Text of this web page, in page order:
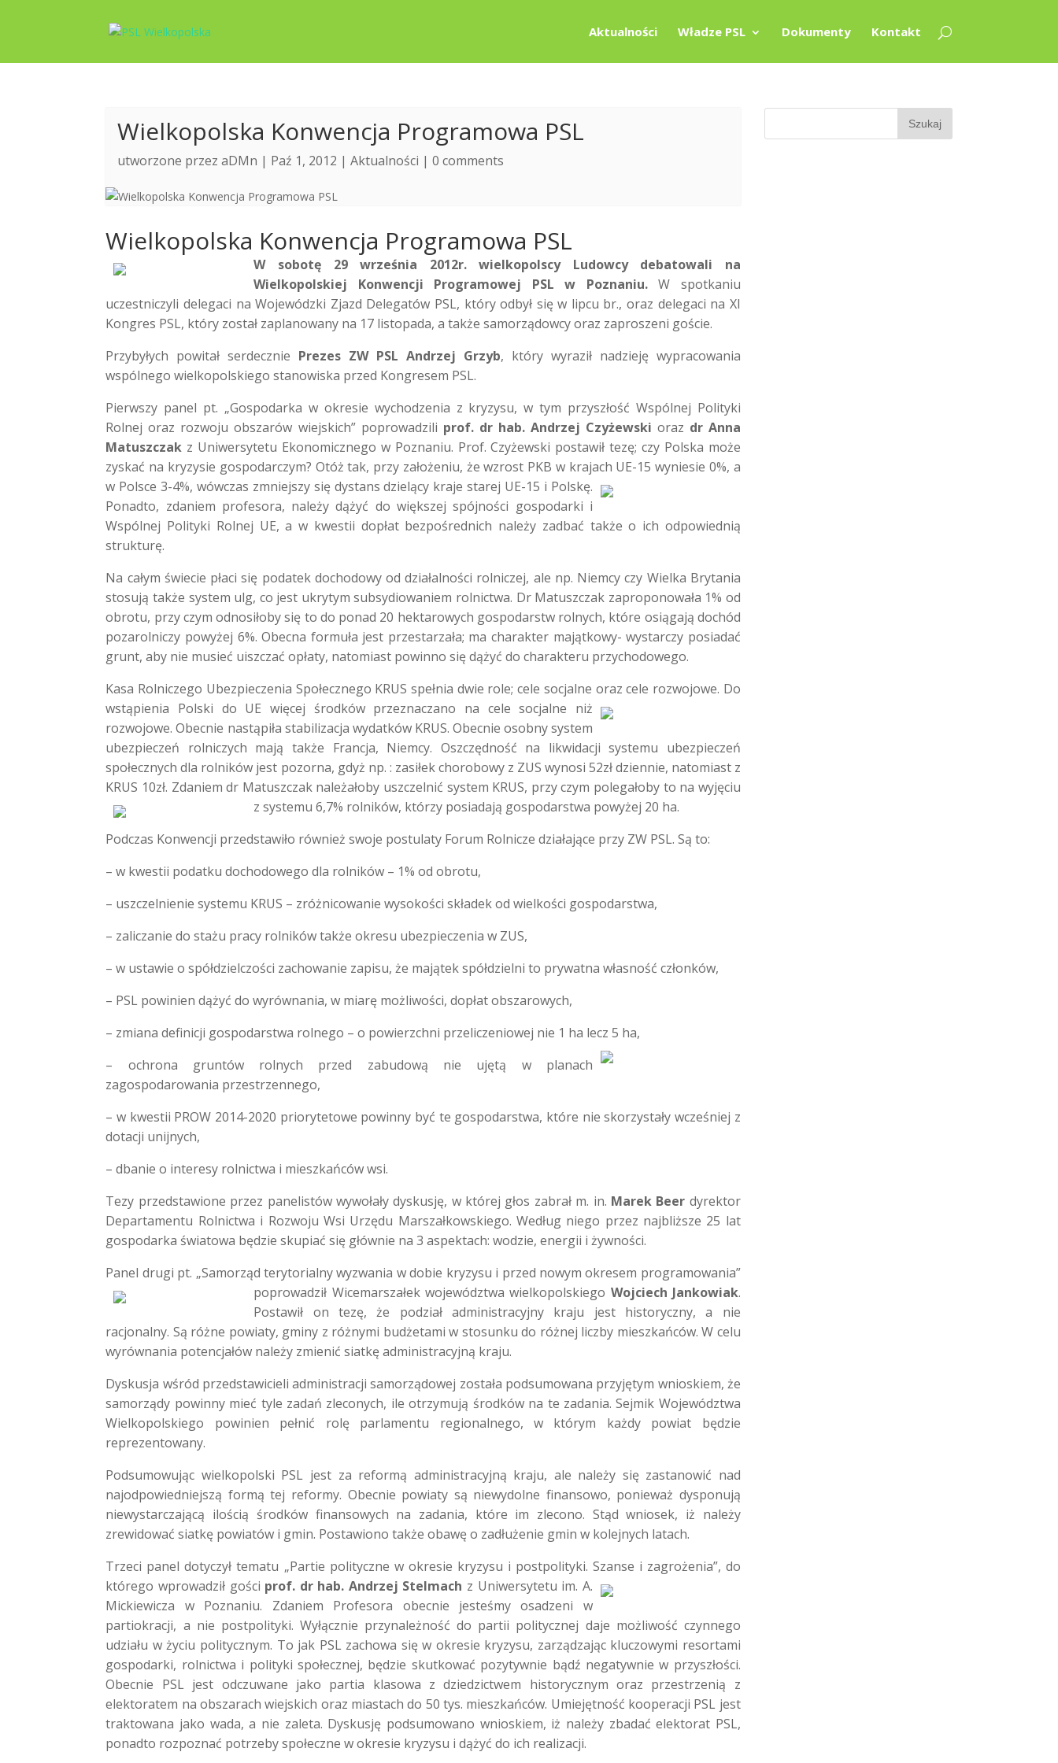
Aktualności Władze PSL Dokumenty Kontakt
Wielkopolska Konwencja Programowa PSL
utworzone przezaDMn | Paź 1, 2012 |Aktualności |0 comments
Wielkopolska Konwencja Programowa PSL
W sobotę 29 września 2012r. wielkopolscy Ludowcy debatowali na
Wielkopolskiej Konwencji Programowej PSL w Poznaniu.W spotkaniu
uczestniczyli delegaci na Wojewódzki Zjazd Delegatów PSL, który odbył się w lipcu br., oraz delegaci na XI
Kongres PSL, który został zaplanowany na 17 listopada, a także samorządowcy oraz zaproszeni goście.
Przybyłych powitał serdecznie Prezes ZW PSL Andrzej Grzyb, który wyraził nadzieję wypracowania
wspólnego wielkopolskiego stanowiska przed Kongresem PSL.
Pierwszy panel pt. „Gospodarka w okresie wychodzenia z kryzysu, w tym przyszłość Wspólnej Polityki
Rolnej oraz rozwoju obszarów wiejskich” poprowadzili prof. dr hab. Andrzej Czyżewski oraz dr Anna
Matuszczak z Uniwersytetu Ekonomicznego w Poznaniu. Prof. Czyżewski postawił tezę; czy Polska może
zyskać na kryzysie gospodarczym? Otóż tak, przy założeniu, że wzrost PKB w krajach UE-15 wyniesie 0%, a
w Polsce 3-4%, wówczas zmniejszy się dystans dzielący kraje starej UE-15 i Polskę.
Ponadto, zdaniem profesora, należy dążyć do większej spójności gospodarki i
Wspólnej Polityki Rolnej UE, a w kwestii dopłat bezpośrednich należy zadbać także o ich odpowiednią
strukturę.
Na całym świecie płaci się podatek dochodowy od działalności rolniczej, ale np. Niemcy czy Wielka Brytania
stosują także system ulg, co jest ukrytym subsydiowaniem rolnictwa. Dr Matuszczak zaproponowała 1% od
obrotu, przy czym odnosiłoby się to do ponad 20 hektarowych gospodarstw rolnych, które osiągają dochód
pozarolniczy powyżej 6%. Obecna formuła jest przestarzała; ma charakter majątkowy- wystarczy posiadać
grunt, aby nie musieć uiszczać opłaty, natomiast powinno się dążyć do charakteru przychodowego.
Kasa Rolniczego Ubezpieczenia Społecznego KRUS spełnia dwie role; cele socjalne oraz cele rozwojowe. Do
wstąpienia Polski do UE więcej środków przeznaczano na cele socjalne niż
rozwojowe. Obecnie nastąpiła stabilizacja wydatków KRUS. Obecnie osobny system
ubezpieczeń rolniczych mają także Francja, Niemcy. Oszczędność na likwidacji systemu ubezpieczeń
społecznych dla rolników jest pozorna, gdyż np. : zasiłek chorobowy z ZUS wynosi 52zł dziennie, natomiast z
KRUS 10zł. Zdaniem dr Matuszczak należałoby uszczelnić system KRUS, przy czym polegałoby to na wyjęciu
z systemu 6,7% rolników, którzy posiadają gospodarstwa powyżej 20 ha.
Podczas Konwencji przedstawiło również swoje postulaty Forum Rolnicze działające przy ZW PSL. Są to:
– w kwestii podatku dochodowego dla rolników – 1% od obrotu,
– uszczelnienie systemu KRUS – zróżnicowanie wysokości składek od wielkości gospodarstwa,
– zaliczanie do stażu pracy rolników także okresu ubezpieczenia w ZUS,
– w ustawie o spółdzielczości zachowanie zapisu, że majątek spółdzielni to prywatna własność członków,
– PSL powinien dążyć do wyrównania, w miarę możliwości, dopłat obszarowych,
– zmiana definicji gospodarstwa rolnego – o powierzchni przeliczeniowej nie 1 ha lecz 5 ha,
– ochrona gruntów rolnych przed zabudową nie ujętą w planach
zagospodarowania przestrzennego,
– w kwestii PROW 2014-2020 priorytetowe powinny być te gospodarstwa, które nie skorzystały wcześniej z
dotacji unijnych,
– dbanie o interesy rolnictwa i mieszkańców wsi.
Tezy przedstawione przez panelistów wywołały dyskusję, w której głos zabrał m. in. Marek Beer dyrektor
Departamentu Rolnictwa i Rozwoju Wsi Urzędu Marszałkowskiego. Według niego przez najbliższe 25 lat
gospodarka światowa będzie skupiać się głównie na 3 aspektach: wodzie, energii i żywności.
Panel drugi pt. „Samorząd terytorialny wyzwania w dobie kryzysu i przed nowym okresem programowania”
poprowadził Wicemarszałek województwa wielkopolskiego Wojciech Jankowiak.
Postawił on tezę, że podział administracyjny kraju jest historyczny, a nie
racjonalny. Są różne powiaty, gminy z różnymi budżetami w stosunku do różnej liczby mieszkańców. W celu
wyrównania potencjałów należy zmienić siatkę administracyjną kraju.
Dyskusja wśród przedstawicieli administracji samorządowej została podsumowana przyjętym wnioskiem, że
samorządy powinny mieć tyle zadań zleconych, ile otrzymują środków na te zadania. Sejmik Województwa
Wielkopolskiego powinien pełnić rolę parlamentu regionalnego, w którym każdy powiat będzie
reprezentowany.
Podsumowując wielkopolski PSL jest za reformą administracyjną kraju, ale należy się zastanowić nad
najodpowiedniejszą formą tej reformy. Obecnie powiaty są niewydolne finansowo, ponieważ dysponują
niewystarczającą ilością środków finansowych na zadania, które im zlecono. Stąd wniosek, iż należy
zrewidować siatkę powiatów i gmin. Postawiono także obawę o zadłużenie gmin w kolejnych latach.
Trzeci panel dotyczył tematu „Partie polityczne w okresie kryzysu i postpolityki. Szanse i zagrożenia”, do
którego wprowadził gości prof. dr hab. Andrzej Stelmach z Uniwersytetu im. A.
Mickiewicza w Poznaniu. Zdaniem Profesora obecnie jesteśmy osadzeni w
partiokracji, a nie postpolityki. Wyłącznie przynależność do partii politycznej daje możliwość czynnego
udziału w życiu politycznym. To jak PSL zachowa się w okresie kryzysu, zarządzając kluczowymi resortami
gospodarki, rolnictwa i polityki społecznej, będzie skutkować pozytywnie bądź negatywnie w przyszłości.
Obecnie PSL jest odczuwane jako partia klasowa z dziedzictwem historycznym oraz przestrzenią z
elektoratem na obszarach wiejskich oraz miastach do 50 tys. mieszkańców. Umiejętność kooperacji PSL jest
traktowana jako wada, a nie zaleta. Dyskusję podsumowano wnioskiem, iż należy zbadać elektorat PSL,
ponadto rozpoznać potrzeby społeczne w okresie kryzysu i dążyć do ich realizacji.